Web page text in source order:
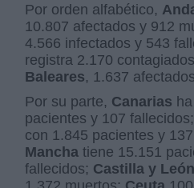
Por orden alfabético,
10.807 afectados y 912
4.566 infectados y 543
registra 2.170
Baleares, 1.637
Por su parte, Canarias
pacientes y 107 fallecidos;
con 1.845 pacientes y
Mancha tiene 15.151
fallecidos; Castilla y León